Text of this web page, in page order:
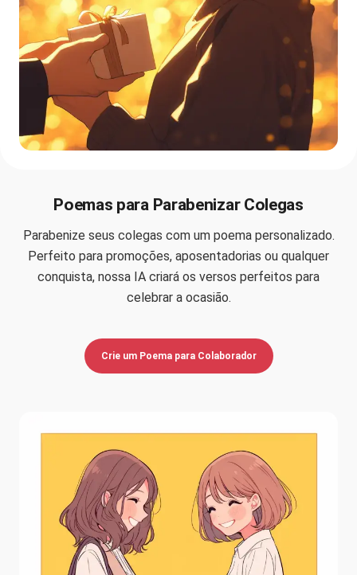
Poemas para Parabenizar Colegas
Parabenize seus colegas com um poema personalizado.
Perfeito para promoções, aposentadorias ou qualquer
conquista, nossa IA criará os versos perfeitos para
celebrar a ocasião.
Crie um Poema para Colaborador